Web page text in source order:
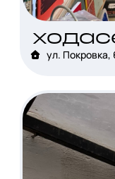
ул. Покровка,